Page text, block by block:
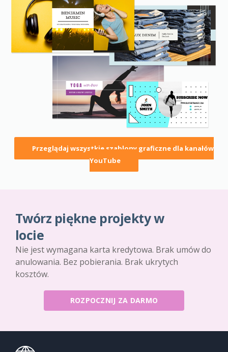
Przeglądaj wszystkie szablony graficzne dla kanałów
YouTube
Twórz piękne projekty w
locie
Nie jest wymagana karta kredytowa. Brak umów do
anulowania. Bez pobierania. Brak ukrytych
kosztów.
ROZPOCZNIJ ZA DARMO